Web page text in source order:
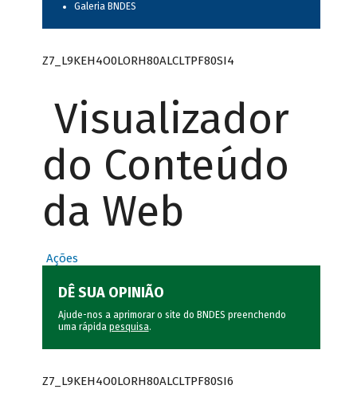
Galeria BNDES
Z7_L9KEH4O0LORH80ALCLTPF80SI4
Visualizador
do Conteúdo
da Web
Ações
DÊ SUA OPINIÃO
Ajude-nos a aprimorar o site do BNDES preenchendo
uma rápida pesquisa.
Z7_L9KEH4O0LORH80ALCLTPF80SI6